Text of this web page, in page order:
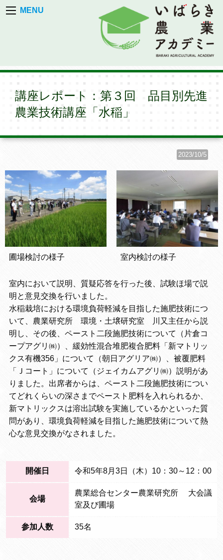
MENU
講座レポート：第３回 品目別先進
農業技術講座「水稲」
2023/10/5
圃場検討の様子 室内検討の様子
室内において説明、質疑応答を行った後、試験ほ場で説
明と意見交換を行いました。
水稲栽培における環境負荷軽減を目指した施肥技術につ
いて、農業研究所 環境・土壌研究室 川又主任から説
明し、その後、ペースト二段施肥技術について（片倉コ
ープアグリ㈱）、緩効性混合堆肥複合肥料「新マトリッ
クス有機356」について（朝日アグリア㈱）、被覆肥料
「Ｊコート」について（ジェイカムアグリ㈱）説明があ
りました。出席者からは、ペースト二段施肥技術につい
てどれくらいの深さまでペースト肥料を入れられるか、
新マトリックスは溶出試験を実施しているかといった質
問があり、環境負荷軽減を目指した施肥技術について熱
心な意見交換がなされました。
開催日 令和5年8月3日（木）10：30～12：00
会場
農業総合センター農業研究所 大会議
室及び圃場
参加人数 35名